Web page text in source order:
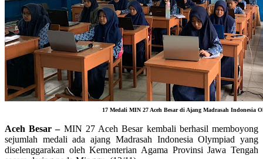
17 Medali MIN 27 Aceh Besar di Ajang Madrasah Indonesia
Aceh Besar –MIN 27 Aceh Besar kembali berhasil memboyong
sejumlah medali ada ajang Madrasah Indonesia Olympiad yang
diselenggarakan oleh Kementerian Agama Provinsi Jawa Tengah